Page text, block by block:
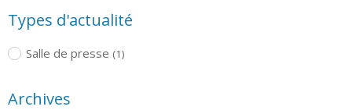
Types d'actualité
Salle de presse (1)
Archives